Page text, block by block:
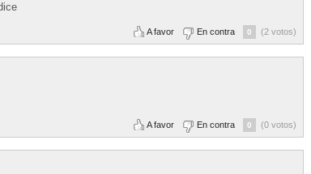
A favor En contra 0 (2 votos)
A favor En contra 0 (0 votos)